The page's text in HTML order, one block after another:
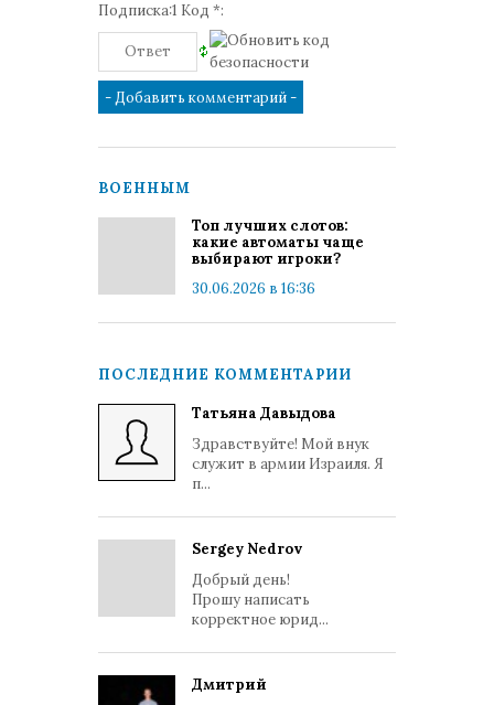
Подписка:1 Код *:
ВОЕННЫМ
Топ лучших слотов:
какие автоматы чаще
выбирают игроки?
30.06.2026 в 16:36
ПОСЛЕДНИЕ КОММЕНТАРИИ
Татьяна Давыдова
Здравствуйте! Мой внук
служит в армии Израиля. Я
п...
Sergey Nedrov
Добрый день!
Прошу написать
корректное юрид...
Дмитрий